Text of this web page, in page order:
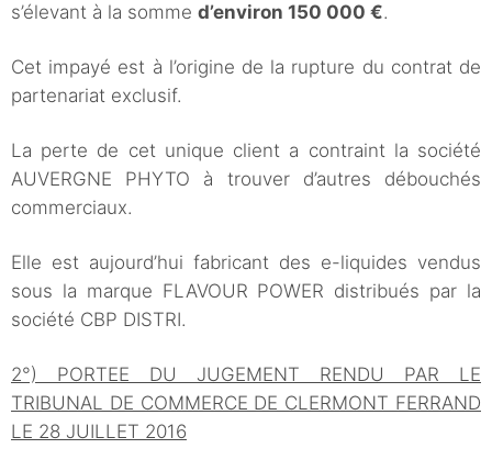
s’élevant à la somme d’environ 150 000 €.
Cet impayé est à l’origine de la rupture du contrat de
partenariat exclusif.
La perte de cet unique client a contraint la société
AUVERGNE PHYTO à trouver d’autres débouchés
commerciaux.
Elle est aujourd’hui fabricant des e-liquides vendus
sous la marque FLAVOUR POWER distribués par la
société CBP DISTRI.
2°) PORTEE DU JUGEMENT RENDU PAR LE
TRIBUNAL DE COMMERCE DE CLERMONT FERRAND
LE 28 JUILLET 2016